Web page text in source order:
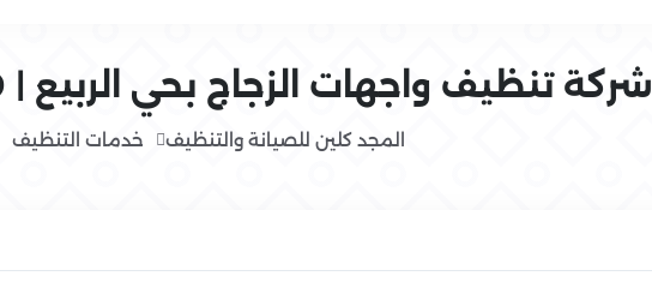
شركة تنظيف واجهات الزجاج بحي الربيع | 0554016419
المجد كلين للصيانة والتنظيف خدمات التنظيف